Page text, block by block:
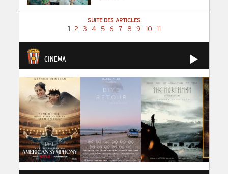
SUITE DES ARTICLES
1 2 3 4 5 6 7 8 9 10 11
CINEMA